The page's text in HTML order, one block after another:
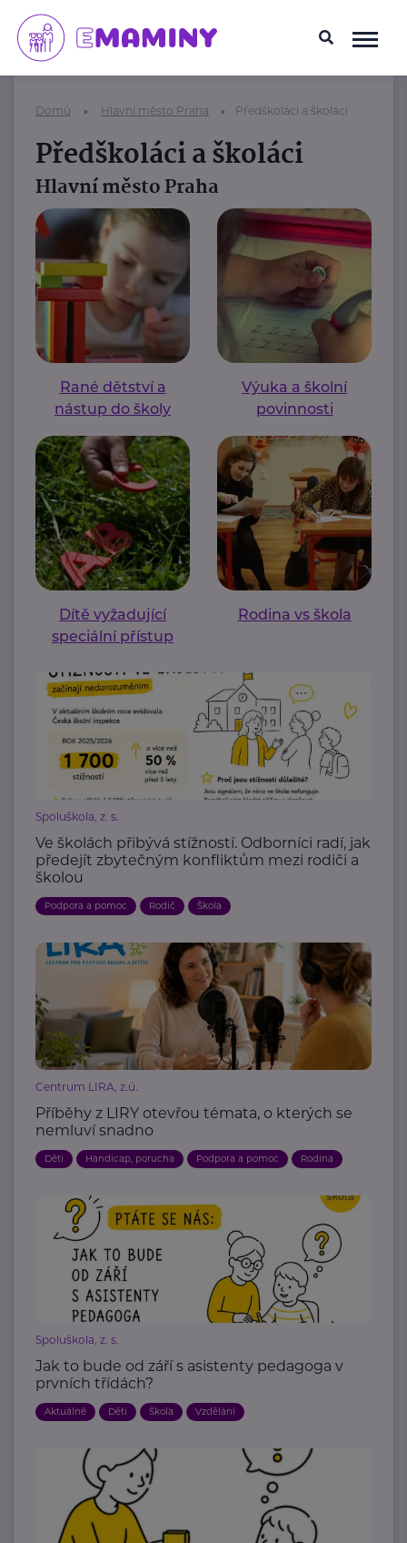
Domů Hlavní město Praha Předškoláci a školáci
Předškoláci a školáci
Hlavní město Praha
Rané dětství a
nástup do školy
Výuka a školní
povinnosti
Dítě vyžadující
speciální přístup
Rodina vs škola
Spoluškola, z. s.
Ve školách přibývá stížností. Odborníci radí, jak
předejít zbytečným konfliktům mezi rodiči a
školou
Podpora a pomoc Rodič Škola
Centrum LIRA, z.ú.
Příběhy z LIRY otevřou témata, o kterých se
nemluví snadno
Děti Handicap, porucha Podpora a pomoc Rodina
Spoluškola, z. s.
Jak to bude od září s asistenty pedagoga v
prvních třídách?
Aktuálně Děti Škola Vzdělání